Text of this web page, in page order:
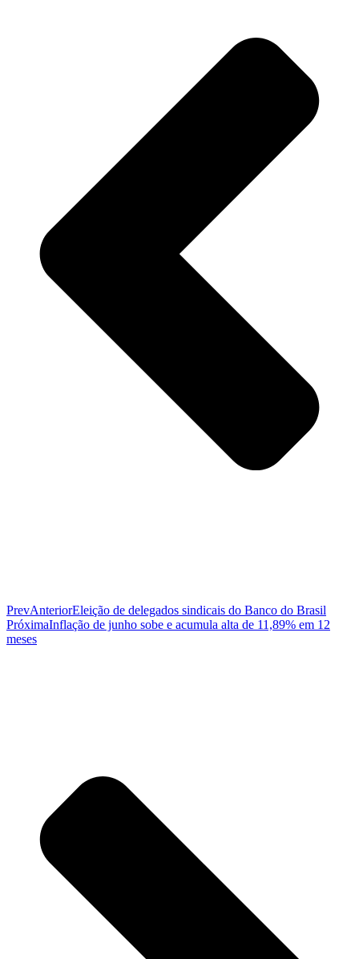
PrevAnteriorEleição de delegados sindicais do Banco do Brasil
PróximaInflação de junho sobe e acumula alta de 11,89% em 12
meses